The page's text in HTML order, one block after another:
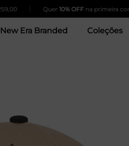
| 10% OFFna primeira
New Era Branded Coleções